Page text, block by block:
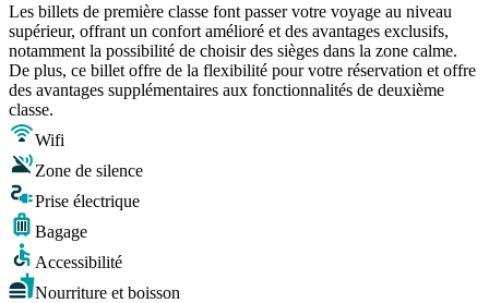
Les billets de première classe font passer votre voyage au niveau
supérieur, offrant un confort amélioré et des avantages exclusifs,
notamment la possibilité de choisir des sièges dans la zone calme.
De plus, ce billet offre de la flexibilité pour votre réservation et offre
des avantages supplémentaires aux fonctionnalités de deuxième
classe.
Wifi
Zone de silence
Prise électrique
Bagage
Accessibilité
Nourriture et boisson